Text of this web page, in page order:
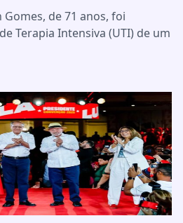
de 71 anos, foi
Terapia Intensiva (UTI) de um